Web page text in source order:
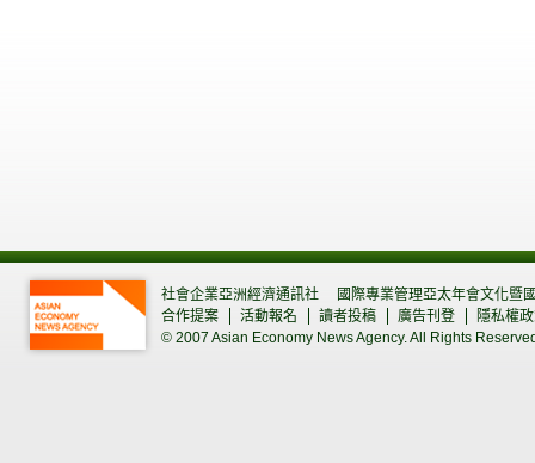
社會企業亞洲經濟通訊社
國際專業管理亞太年會文化暨
合作提案
活動報名 讀者投稿 廣告刊登
隱私權
© 2007 Asian Economy News Agency. All Rights